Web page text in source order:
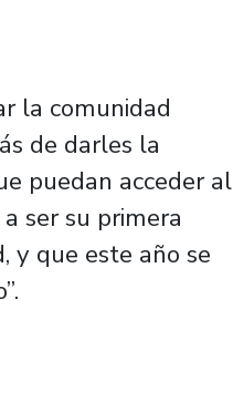
la comunidad
de darles la
puedan acceder al
ser su primera
y que este año se